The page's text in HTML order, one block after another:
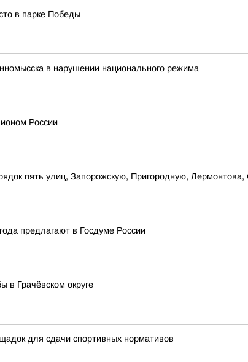
в парке Победы
в нарушении национального режима
России
пять улиц, Запорожскую, Пригородную,
предлагают в Госдуме России
в Грачёвском округе
для сдачи спортивных нормативов